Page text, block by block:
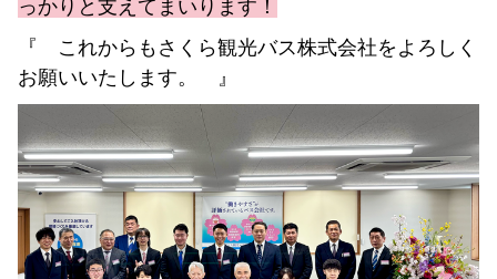
っかりと支えてまいります！
『 これからもさくら観光バス株式会社をよろしく
お願いいたします。 』